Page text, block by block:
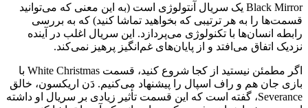
Black Mirror یک سریال آنتولوژی است (به این معنی که می‌توانید
قسمت‌ها را به هر ترتیبی که بخواهید تماشا کنید) که به بررسی
رابطه انسان‌ها با تکنولوژی می‌پردازد. این سریال اغلب در آینده
نزدیک اتفاق می‌افتد و از پایان‌های غم‌انگیز پرهیز نمی‌کند.
اگر مطمئن نیستید از کجا شروع کنید، قسمت White Christmas با
بازی جان هم و راف اسپال را پیشنهاد می‌کنیم. دَن اریکسون، خالق
Severance، گفته است که این قسمت تأثیر زیادی بر سریال او داشته